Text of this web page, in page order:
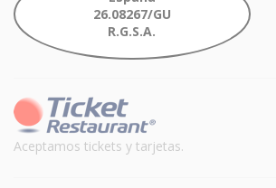
26.08267/GU
R.G.S.A.
Aceptamos tickets y tarjetas.